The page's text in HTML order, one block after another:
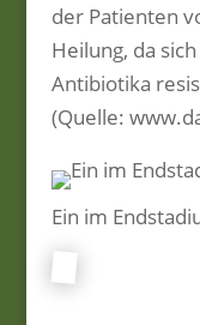
der Patienten
Heilung, da
Antibiotika
(Quelle:
Ein im